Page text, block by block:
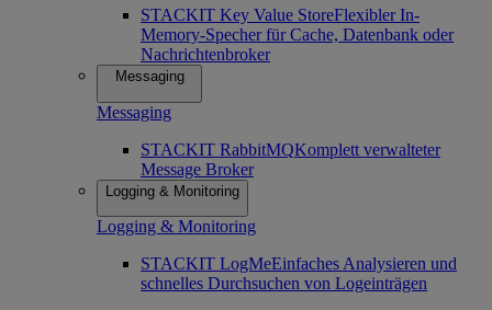
STACKIT Key Value StoreFlexibler In-
Memory-Specher für Cache, Datenbank oder
Nachrichtenbroker
Messaging
Messaging
STACKIT RabbitMQKomplett verwalteter
Message Broker
Logging & Monitoring
Logging & Monitoring
STACKIT LogMeEinfaches Analysieren und
schnelles Durchsuchen von Logeinträgen